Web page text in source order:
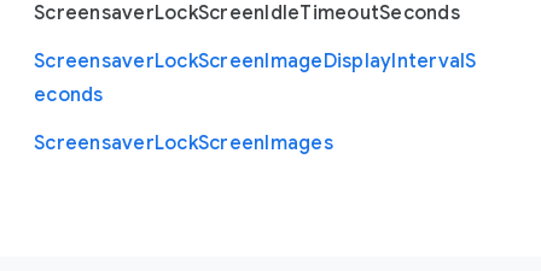
ScreensaverLockScreenIdleTimeoutSeconds
ScreensaverLockScreenImageDisplayIntervalS
econds
ScreensaverLockScreenImages